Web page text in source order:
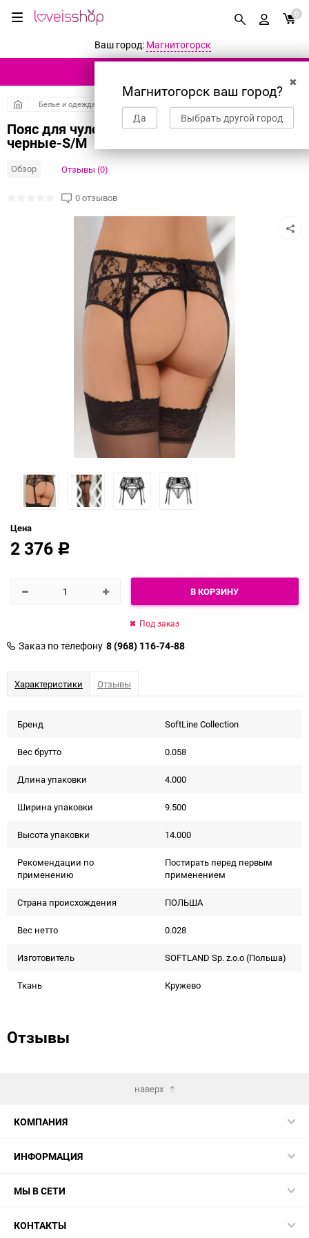
0
Ваш город: Магнитогорск
✖
Магнитогорск ваш город?
Да Выбрать другой город
Белье и одежда
Пояс для чулок на косточках и стринги
черные-S/M
Обзор Отзывы (0)
0 отзывов
Цена
2 376 Р
В КОРЗИНУ
Под заказ
Заказ по телефону 8 (968) 116-74-88
Характеристики Отзывы
Бренд SoftLine Collection
Вес брутто 0.058
Длина упаковки 4.000
Ширина упаковки 9.500
Высота упаковки 14.000
Рекомендации по
применению
Постирать перед первым
применением
Страна происхождения ПОЛЬША
Вес нетто 0.028
Изготовитель SOFTLAND Sp. z.o.o (Польша)
Ткань Кружево
Отзывы
наверх
КОМПАНИЯ
ИНФОРМАЦИЯ
МЫ В СЕТИ
КОНТАКТЫ